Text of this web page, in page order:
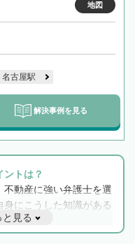
地図
名古屋駅
解決事例を見る
ントは？
動産に強い弁護士を選
にこうした知識がある
ムーズに進み、トラブル
トータルで任せることが
と見る